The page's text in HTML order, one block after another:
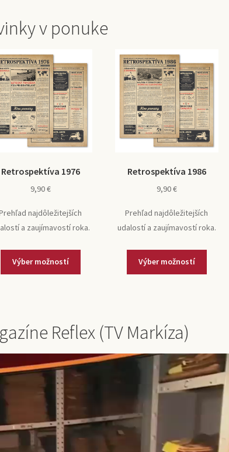
v ponuke
Retrospektíva 1976
9,90€
najdôležitejších
a zaujímavostí roka.
Výber možností
Retrospektíva 1986
9,90€
Prehľad najdôležitejších
udalostí a zaujímavostí roka.
Výber možností
Reflex (TV Markíza)